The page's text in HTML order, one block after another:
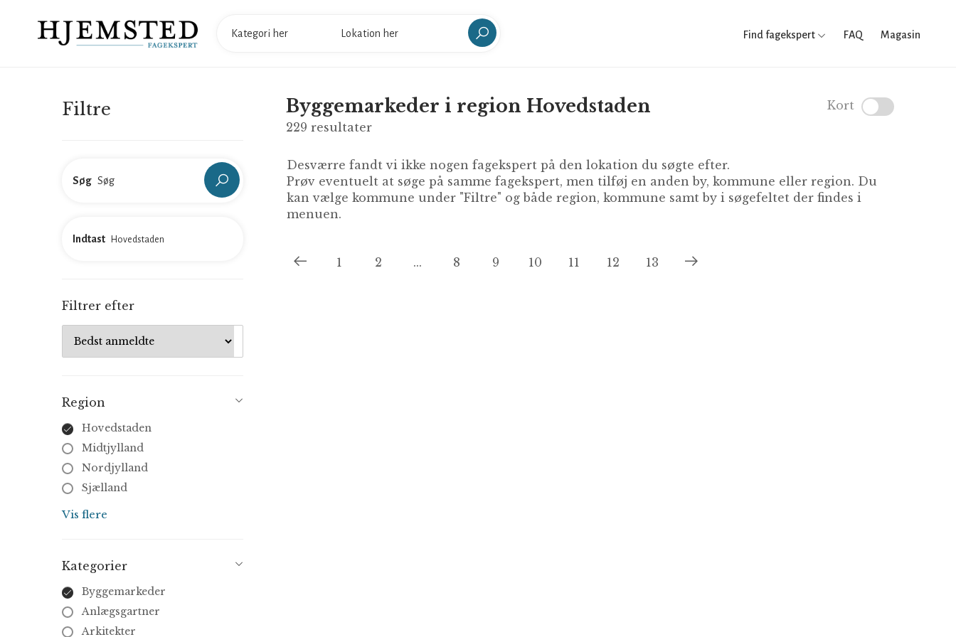
Find fagekspert FAQ Magasin
Filtre
Søg
Indtast
Filtrer efter
Region
Hovedstaden
Midtjylland
Nordjylland
Sjælland
Syddanmark
Vis flere
Kategorier
Byggemarkeder
Anlægsgartner
Arkitekter
Byggemarkeder i region Hovedstaden
Kort
229 resultater
Desværre fandt vi ikke nogen fagekspert på den lokation du søgte efter.
Prøv eventuelt at søge på samme fagekspert, men tilføj en anden by, kommune eller region. Du
kan vælge kommune under "Filtre" og både region, kommune samt by i søgefeltet der findes i
menuen.
1 2 ... 8 9 10 11 12 13